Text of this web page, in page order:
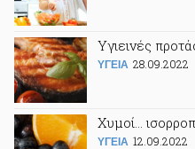
Υγιεινές
ΥΓΕΙΑ 28.09.2022
Χυμοί...
ΥΓΕΙΑ 12.09.2022